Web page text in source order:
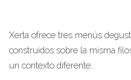
Xerta ofrece tres menús
construidos sobre la misma
un contexto diferente: